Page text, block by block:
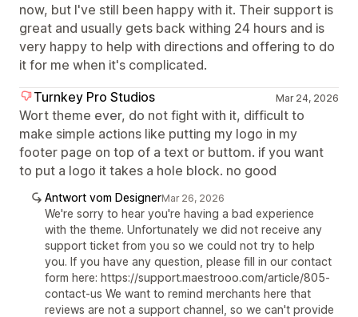
now, but I've still been happy with it. Their support is
great and usually gets back withing 24 hours and is
very happy to help with directions and offering to do
it for me when it's complicated.
Turnkey Pro Studios
Mar 24, 2026
Wort theme ever, do not fight with it, difficult to
make simple actions like putting my logo in my
footer page on top of a text or buttom. if you want
to put a logo it takes a hole block. no good
Antwort vom DesignerMar 26, 2026
We're sorry to hear you're having a bad experience
with the theme. Unfortunately we did not receive any
support ticket from you so we could not try to help
you. If you have any question, please fill in our contact
form here: https://support.maestrooo.com/article/805-
contact-us We want to remind merchants here that
reviews are not a support channel, so we can't provide